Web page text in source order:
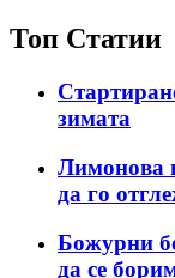
Топ Статии
зимата
Лимонова
да го
Божурни
да се